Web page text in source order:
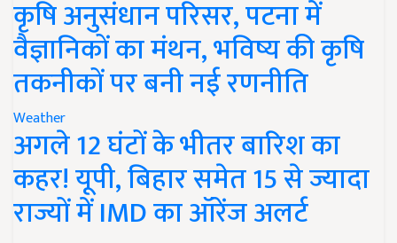
कृषि अनुसंधान परिसर, पटना में
वैज्ञानिकों का मंथन, भविष्य की कृषि
तकनीकों पर बनी नई रणनीति
Weather
अगले 12 घंटों के भीतर बारिश का
कहर! यूपी, बिहार समेत 15 से ज्यादा
राज्यों में IMD का ऑरेंज अलर्ट